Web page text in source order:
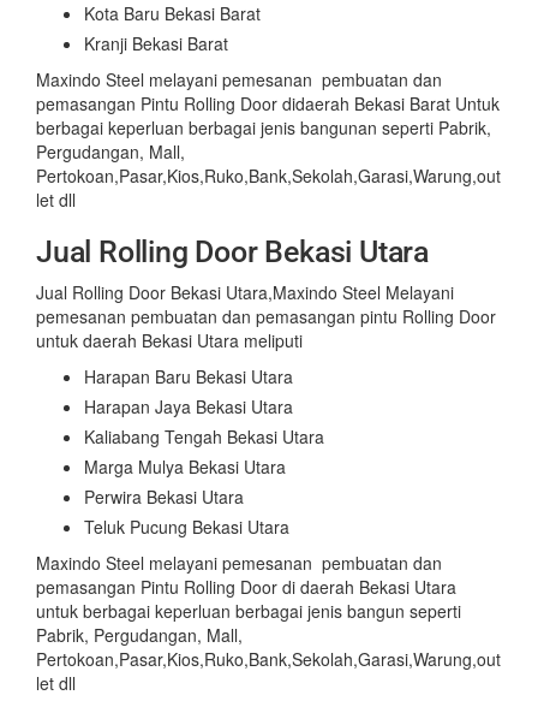
Kota Baru Bekasi Barat
Kranji Bekasi Barat
Maxindo Steel melayani pemesanan pembuatan dan
pemasangan Pintu Rolling Door didaerah Bekasi Barat Untuk
berbagai keperluan berbagai jenis bangunan seperti Pabrik,
Pergudangan, Mall,
Pertokoan,Pasar,Kios,Ruko,Bank,Sekolah,Garasi,Warung,out
let dll
Jual Rolling Door Bekasi Utara
Jual Rolling Door Bekasi Utara,Maxindo Steel Melayani
pemesanan pembuatan dan pemasangan pintu Rolling Door
untuk daerah Bekasi Utara meliputi
Harapan Baru Bekasi Utara
Harapan Jaya Bekasi Utara
Kaliabang Tengah Bekasi Utara
Marga Mulya Bekasi Utara
Perwira Bekasi Utara
Teluk Pucung Bekasi Utara
Maxindo Steel melayani pemesanan pembuatan dan
pemasangan Pintu Rolling Door di daerah Bekasi Utara
untuk berbagai keperluan berbagai jenis bangun seperti
Pabrik, Pergudangan, Mall,
Pertokoan,Pasar,Kios,Ruko,Bank,Sekolah,Garasi,Warung,out
let dll